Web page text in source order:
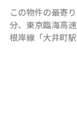
この物件の最寄
分、 東京臨海高
根岸線 「大井町駅